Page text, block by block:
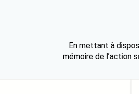
En mettant à
mémoire de l’action